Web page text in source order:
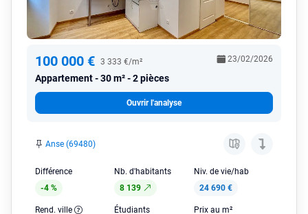
100 000 € 3 333 €/m²
Appartement 30 m² - 2 pièces
23/02/2026
Ouvrir l'analyse
Anse (69480)
Différence
-4 %
Nb. d'habitants
8 139
Niv. de vie/hab
24 690 €
Rend. ville
Étudiants
Prix au m²